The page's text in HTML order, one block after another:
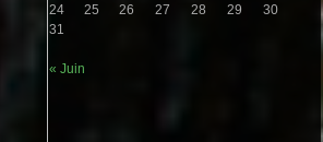
24
25 26 27 28 29
30
31
« Juin